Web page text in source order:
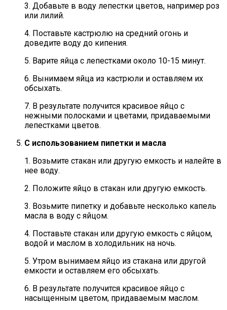
3. Добавьте в воду лепестки цветов, например роз
или лилий.
4. Поставьте кастрюлю на средний огонь и
доведите воду до кипения.
5. Варите яйца с лепестками около 10-15 минут.
6. Вынимаем яйца из кастрюли и оставляем их
обсыхать.
7. В результате получится красивое яйцо с
нежными полосками и цветами, придаваемыми
лепестками цветов.
С использованием пипетки и масла
1. Возьмите стакан или другую емкость и налейте в
нее воду.
2. Положите яйцо в стакан или другую емкость.
3. Возьмите пипетку и добавьте несколько капель
масла в воду с яйцом.
4. Поставьте стакан или другую емкость с яйцом,
водой и маслом в холодильник на ночь.
5. Утром вынимаем яйцо из стакана или другой
емкости и оставляем его обсыхать.
6. В результате получится красивое яйцо с
насыщенным цветом, придаваемым маслом.